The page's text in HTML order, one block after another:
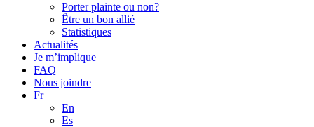
Porter plainte ou non?
Être un bon allié
Statistiques
Actualités
Je m’implique
FAQ
Nous joindre
Fr
En
Es